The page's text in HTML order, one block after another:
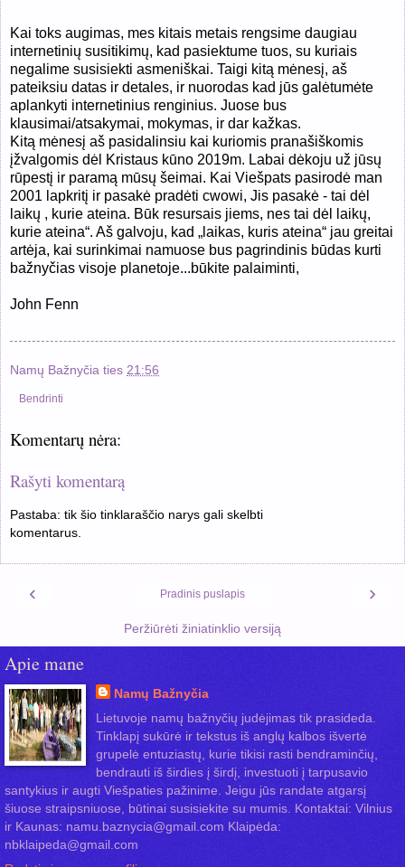
Kai toks augimas, mes kitais metais rengsime daugiau
internetinių susitikimų, kad pasiektume tuos, su kuriais
negalime susisiekti asmeniškai. Taigi kitą mėnesį, aš
pateiksiu datas ir detales, ir nuorodas kad jūs galėtumėte
aplankyti internetinius renginius. Juose bus
klausimai/atsakymai, mokymas, ir dar kažkas.
Kitą mėnesį aš pasidalinsiu kai kuriomis pranašiškomis
įžvalgomis dėl Kristaus kūno 2019m. Labai dėkoju už jūsų
rūpestį ir paramą mūsų šeimai. Kai Viešpats pasirodė man
2001 lapkritį ir pasakė pradėti cwowi, Jis pasakė - tai dėl
laikų , kurie ateina. Būk resursais jiems, nes tai dėl laikų,
kurie ateina“. Aš galvoju, kad „laikas, kuris ateina“ jau greitai
artėja, kai surinkimai namuose bus pagrindinis būdas kurti
bažnyčias visoje planetoje...būkite palaiminti,
John Fenn
Namų Bažnyčia ties 21:56
Bendrinti
Komentarų nėra:
Rašyti komentarą
Pastaba: tik šio tinklaraščio narys gali skelbti
komentarus.
‹ ›
Pradinis puslapis
Peržiūrėti žiniatinklio versiją
Apie mane
Namų Bažnyčia
Lietuvoje namų bažnyčių judėjimas tik prasideda.
Tinklapį sukūrė ir tekstus iš anglų kalbos išvertė
grupelė entuziastų, kurie tikisi rasti bendraminčių,
bendrauti iš širdies į širdį, investuoti į tarpusavio
santykius ir augti Viešpaties pažinime. Jeigu jūs randate atgarsį
šiuose straipsniuose, būtinai susisiekite su mumis. Kontaktai: Vilnius
ir Kaunas: namu.baznycia@gmail.com Klaipėda:
nbklaipeda@gmail.com